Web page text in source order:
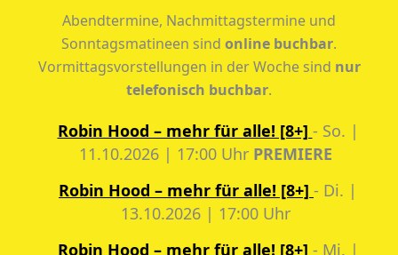
Abendtermine, Nachmittagstermine und
Sonntagsmatineen sind online buchbar.
Vormittagsvorstellungen in der Woche sind nur
telefonisch buchbar.
Robin Hood – mehr für alle! [8+] - So. |
11.10.2026 | 17:00 Uhr PREMIERE
Robin Hood – mehr für alle! [8+] - Di. |
13.10.2026 | 17:00 Uhr
Robin Hood – mehr für alle! [8+] - Mi. |